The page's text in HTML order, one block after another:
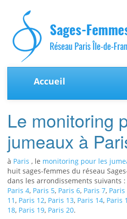
Accueil
Le monitoring
jumeaux à
à Paris , le monitoring pour les
huit sages-femmes du réseau
dans les arrondissements suivants :
Paris 4, Paris 5, Paris 6, Paris 7, Paris
11, Paris 12, Paris 13, Paris 14, Paris
18, Paris 19, Paris 20.